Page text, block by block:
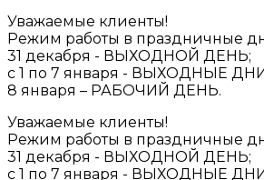
Уважаемые клиенты!
Режим работы в праздничные
31 декабря - ВЫХОДНОЙ ДЕНЬ;
с 1 по 7 января - ВЫХОДНЫЕ
8 января – РАБОЧИЙ ДЕНЬ.
Уважаемые клиенты!
Режим работы в праздничные
31 декабря - ВЫХОДНОЙ ДЕНЬ;
с 1 по 7 января - ВЫХОДНЫЕ